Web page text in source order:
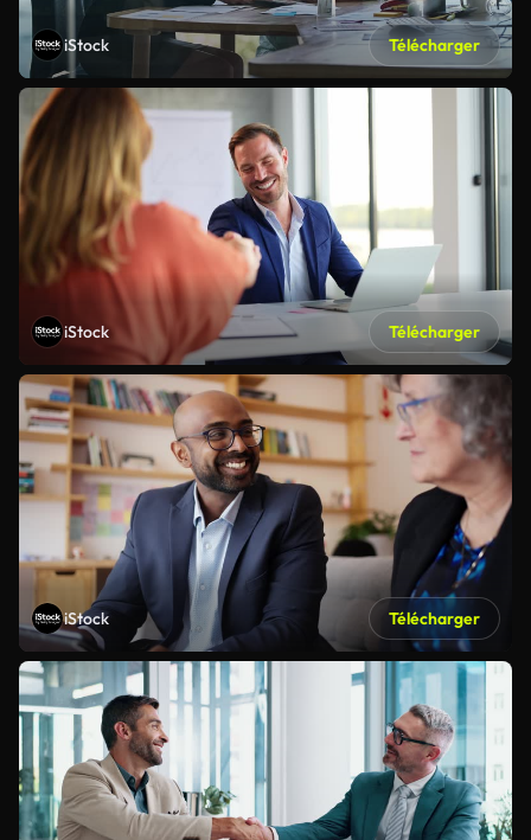
iStock Télécharger
iStock Télécharger
iStock Télécharger